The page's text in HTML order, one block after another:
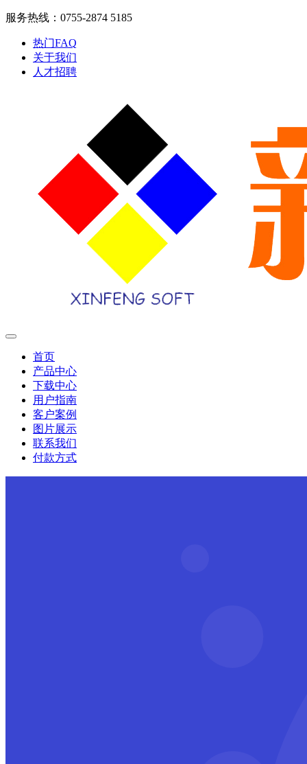
服务热线：0755-2874 5185
热门FAQ
关于我们
人才招聘
首页
产品中心
下载中心
用户指南
客户案例
图片展示
联系我们
付款方式